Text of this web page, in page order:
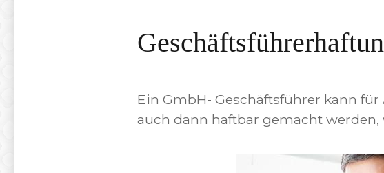
Ein GmbH- Geschäftsführer kann
auch dann haftbar gemacht werden,